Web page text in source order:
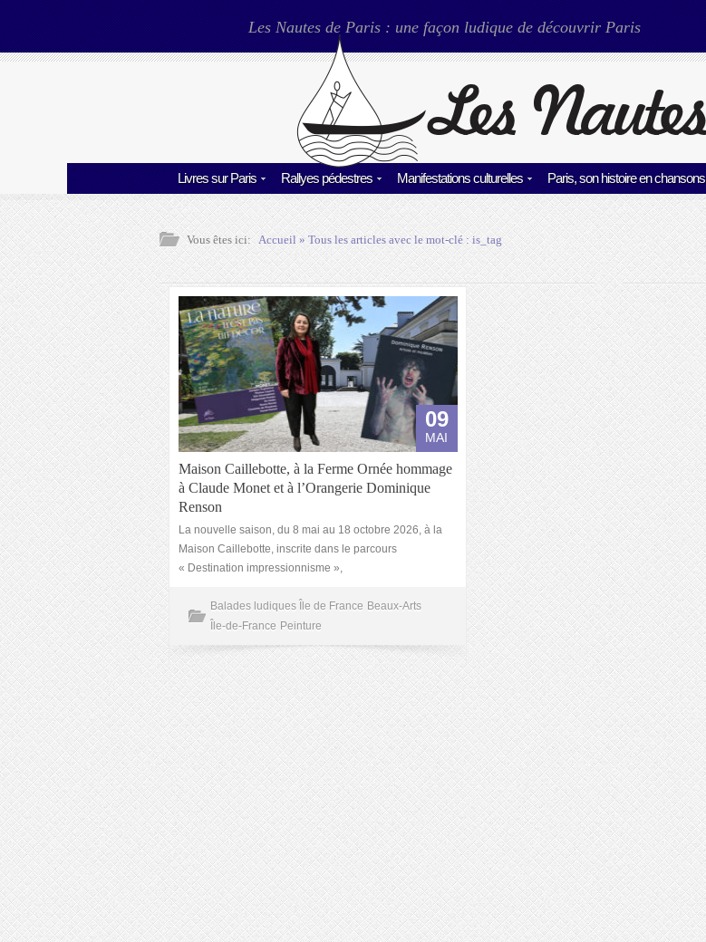
Les Nautes de Paris : une façon ludique de découvrir Paris
Livres sur Paris Rallyes pédestres Manifestations culturelles Paris, son histoire en chansons
Vous êtes ici: Accueil» Tous les articles avec le mot-clé :is_tag
09
MAI
Maison Caillebotte, à la Ferme Ornée hommage
à Claude Monet et à l’Orangerie Dominique
Renson
La nouvelle saison, du 8 mai au 18 octobre 2026, à la
Maison Caillebotte, inscrite dans le parcours
« Destination impressionnisme »,
Balades ludiques Île de France Beaux-Arts
Île-de-France Peinture